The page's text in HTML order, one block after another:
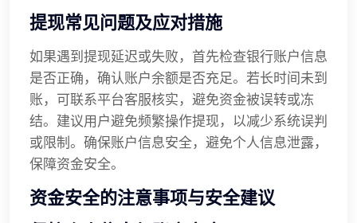
提现常见问题及应对措施
如果遇到提现延迟或失败，首先检查银行账户信息
是否正确，确认账户余额是否充足。若长时间未到
账，可联系平台客服核实，避免资金被误转或冻
结。建议用户避免频繁操作提现，以减少系统误判
或限制。确保账户信息安全，避免个人信息泄露，
保障资金安全。
资金安全的注意事项与安全建议